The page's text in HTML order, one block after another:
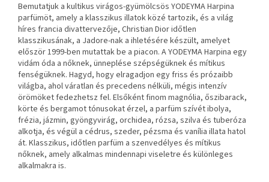
Bemutatjuk a kultikus virágos-gyümölcsös YODEYMA Harpina
parfümöt, amely a klasszikus illatok közé tartozik, és a világ
híres francia divattervezője, Christian Dior időtlen
klasszikusának, a Jadore-nak a ihletésére készült, amelyet
először 1999-ben mutattak be a piacon. A YODEYMA Harpina egy
vidám óda a nőknek, ünneplése szépségüknek és mítikus
fenségüknek. Hagyd, hogy elragadjon egy friss és prózaibb
világba, ahol váratlan és precedens nélküli, mégis intenzív
örömöket fedezhetsz fel. Elsőként finom magnólia, őszibarack,
körte és bergamot tónusokat érzel, a parfüm szívét ibolya,
frézia, jázmin, gyöngyvirág, orchidea, rózsa, szilva és tuberóza
alkotja, és végül a cédrus, szeder, pézsma és vanília illata hatol
át. Klasszikus, időtlen parfüm a szenvedélyes és mítikus
nőknek, amely alkalmas mindennapi viseletre és különleges
alkalmakra is.